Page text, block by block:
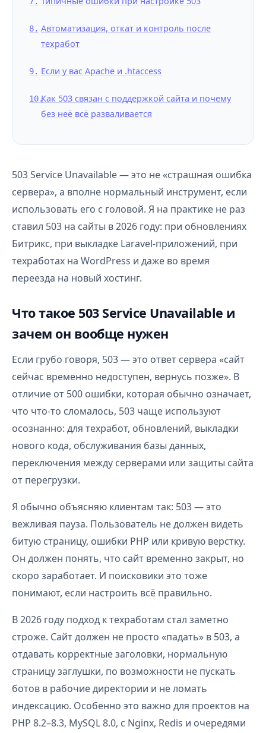
Автоматизация, откат и контроль после
техработ
Если у вас Apache и .htaccess
Как 503 связан с поддержкой сайта и почему
без неё всё разваливается
503 Service Unavailable — это не «страшная ошибка
сервера», а вполне нормальный инструмент, если
использовать его с головой. Я на практике не раз
ставил 503 на сайты в 2026 году: при обновлениях
Битрикс, при выкладке Laravel-приложений, при
техработах на WordPress и даже во время
переезда на новый хостинг.
Что такое 503 Service Unavailable и
зачем он вообще нужен
Если грубо говоря, 503 — это ответ сервера «сайт
сейчас временно недоступен, вернусь позже». В
отличие от 500 ошибки, которая обычно означает,
что что-то сломалось, 503 чаще используют
осознанно: для техработ, обновлений, выкладки
нового кода, обслуживания базы данных,
переключения между серверами или защиты сайта
от перегрузки.
Я обычно объясняю клиентам так: 503 — это
вежливая пауза. Пользователь не должен видеть
битую страницу, ошибки PHP или кривую верстку.
Он должен понять, что сайт временно закрыт, но
скоро заработает. И поисковики это тоже
понимают, если настроить всё правильно.
В 2026 году подход к техработам стал заметно
строже. Сайт должен не просто «падать» в 503, а
отдавать корректные заголовки, нормальную
страницу заглушки, по возможности не пускать
ботов в рабочие директории и не ломать
индексацию. Особенно это важно для проектов на
PHP 8.2–8.3, MySQL 8.0, с Nginx, Redis и очередями